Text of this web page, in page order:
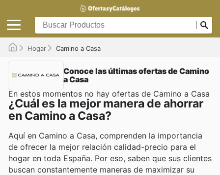
Hogar Camino a Casa
Conoce las últimas ofertas de Camino
a Casa
En estos momentos no hay ofertas de Camino a Casa
¿Cuál es la mejor manera de ahorrar
en Camino a Casa?
Aquí en Camino a Casa, comprenden la importancia
de ofrecer la mejor relación calidad-precio para el
hogar en toda España. Por eso, saben que sus clientes
buscan constantemente maneras de maximizar su